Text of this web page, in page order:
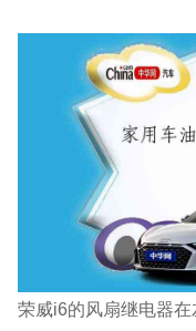
荣威i6的风扇继电器